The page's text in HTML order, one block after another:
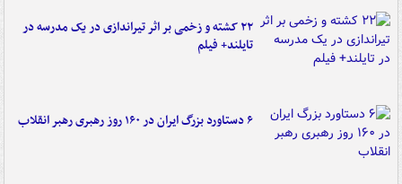
۲۲ کشته و زخمی بر اثر تیراندازی در یک مدرسه در
تایلند+ فیلم
۶ دستاورد بزرگ ایران در ۱۶۰ روز رهبری رهبر انقلاب